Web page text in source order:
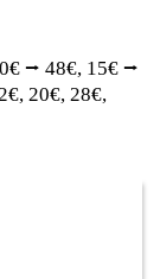
⭢ 48€, 15€ ⭢
20€, 28€,